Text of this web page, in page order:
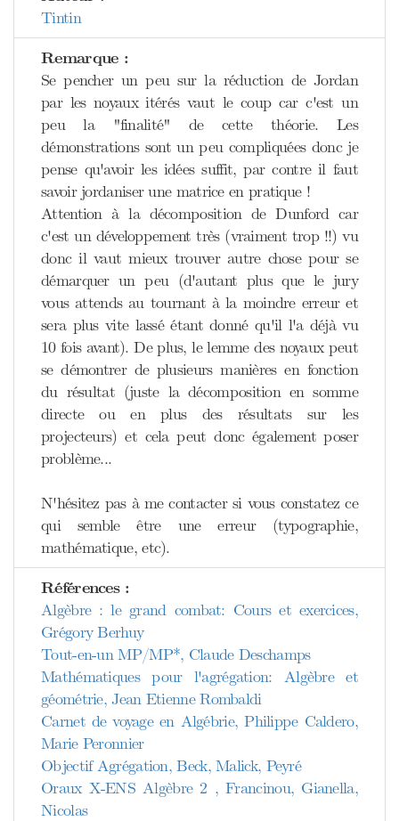
Tintin
Remarque :
Se pencher un peu sur la réduction de Jordan
par les noyaux itérés vaut le coup car c'est un
peu la "finalité" de cette théorie. Les
démonstrations sont un peu compliquées donc je
pense qu'avoir les idées suffit, par contre il faut
savoir jordaniser une matrice en pratique !
Attention à la décomposition de Dunford car
c'est un développement très (vraiment trop !!) vu
donc il vaut mieux trouver autre chose pour se
démarquer un peu (d'autant plus que le jury
vous attends au tournant à la moindre erreur et
sera plus vite lassé étant donné qu'il l'a déjà vu
10 fois avant). De plus, le lemme des noyaux peut
se démontrer de plusieurs manières en fonction
du résultat (juste la décomposition en somme
directe ou en plus des résultats sur les
projecteurs) et cela peut donc également poser
problème...
N'hésitez pas à me contacter si vous constatez ce
qui semble être une erreur (typographie,
mathématique, etc).
Références :
Algèbre : le grand combat: Cours et exercices,
Grégory Berhuy
Tout-en-un MP/MP*, Claude Deschamps
Mathématiques pour l'agrégation: Algèbre et
géométrie, Jean Etienne Rombaldi
Carnet de voyage en Algébrie, Philippe Caldero,
Marie Peronnier
Objectif Agrégation, Beck, Malick, Peyré
Oraux X-ENS Algèbre 2 , Francinou, Gianella,
Nicolas